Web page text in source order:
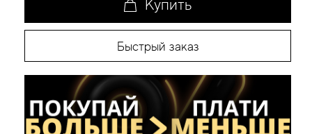
Купить
Быстрый заказ